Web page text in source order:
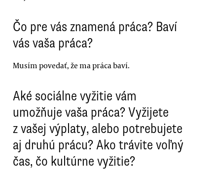
Čo pre vás znamená práca? Baví
vás vaša práca?
Musím povedať, že ma práca baví.
Aké sociálne vyžitie vám
umožňuje vaša práca? Vyžijete
z vašej výplaty, alebo potrebujete
aj druhú prácu? Ako trávite voľný
čas, čo kultúrne vyžitie?